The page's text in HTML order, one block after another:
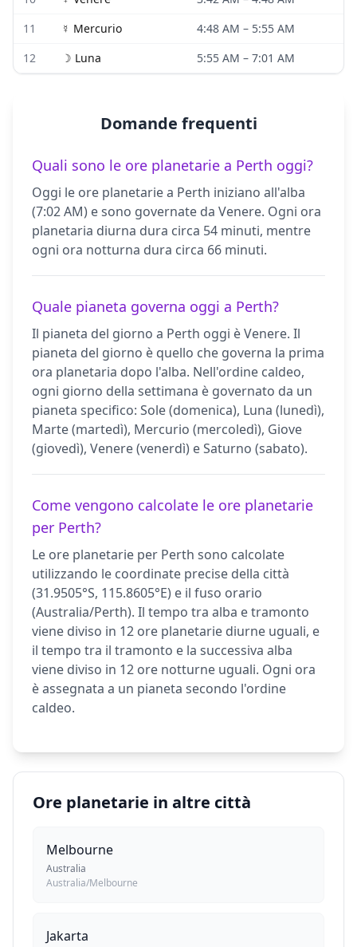
11
☿ Mercurio 4:48 AM – 5:55 AM
12
☽ Luna 5:55 AM – 7:01 AM
Domande frequenti
Quali sono le ore planetarie a Perth oggi?
Oggi le ore planetarie a Perth iniziano all'alba
(7:02 AM) e sono governate da Venere. Ogni ora
planetaria diurna dura circa 54 minuti, mentre
ogni ora notturna dura circa 66 minuti.
Quale pianeta governa oggi a Perth?
Il pianeta del giorno a Perth oggi è Venere. Il
pianeta del giorno è quello che governa la prima
ora planetaria dopo l'alba. Nell'ordine caldeo,
ogni giorno della settimana è governato da un
pianeta specifico: Sole (domenica), Luna (lunedì),
Marte (martedì), Mercurio (mercoledì), Giove
(giovedì), Venere (venerdì) e Saturno (sabato).
Come vengono calcolate le ore planetarie
per Perth?
Le ore planetarie per Perth sono calcolate
utilizzando le coordinate precise della città
(31.9505°S, 115.8605°E) e il fuso orario
(Australia/Perth). Il tempo tra alba e tramonto
viene diviso in 12 ore planetarie diurne uguali, e
il tempo tra il tramonto e la successiva alba
viene diviso in 12 ore notturne uguali. Ogni ora
è assegnata a un pianeta secondo l'ordine
caldeo.
Ore planetarie in altre città
Melbourne
Australia
Australia/Melbourne
Jakarta